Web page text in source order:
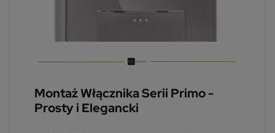
Montaż Włącznika Serii Primo -
Prosty i Elegancki